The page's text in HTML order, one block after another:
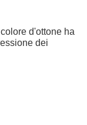
d'ottone ha
dei